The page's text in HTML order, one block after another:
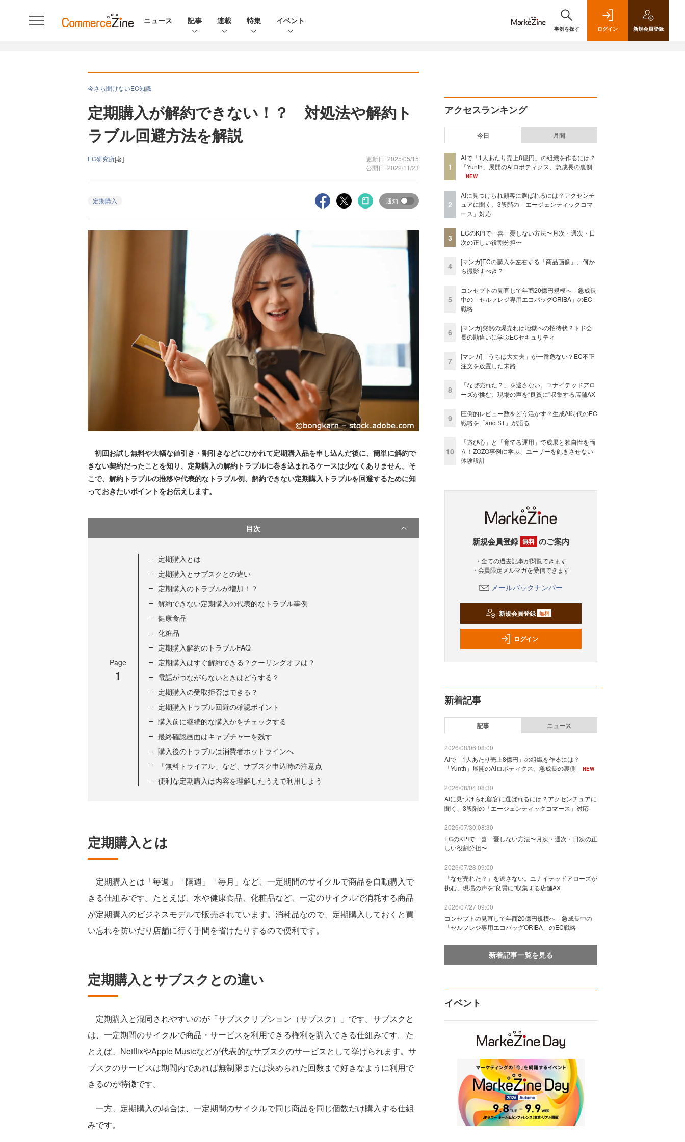
ニュース 記事 連載 特集 イベント
事例を探す ログイン 新規会員登録
今さら聞けないEC知識
定期購入が解約できない！？ 対処法や解約ト
ラブル回避方法を解説
EC研究所[著]
更新日: 2025/05/15
公開日: 2022/11/23
定期購入 通知
初回お試し無料や大幅な値引き・割引きなどにひかれて定期購入品を申し込んだ後に、簡単に解約で
きない契約だったことを知り、定期購入の解約トラブルに巻き込まれるケースは少なくありません。そ
こで、解約トラブルの推移や代表的なトラブル例、解約できない定期購入トラブルを回避するために知
っておきたいポイントをお伝えします。
目次
Page
1
定期購入とは
定期購入とサブスクとの違い
定期購入のトラブルが増加！？
解約できない定期購入の代表的なトラブル事例
健康食品
化粧品
定期購入解約のトラブルFAQ
定期購入はすぐ解約できる？クーリングオフは？
電話がつながらないときはどうする？
定期購入の受取拒否はできる？
定期購入トラブル回避の確認ポイント
購入前に継続的な購入かをチェックする
最終確認画面はキャプチャーを残す
購入後のトラブルは消費者ホットラインへ
「無料トライアル」など、サブスク申込時の注意点
便利な定期購入は内容を理解したうえで利用しよう
定期購入とは
定期購入とは「毎週」「隔週」「毎月」など、一定期間のサイクルで商品を自動購入で
きる仕組みです。たとえば、水や健康食品、化粧品など、一定のサイクルで消耗する商品
が定期購入のビジネスモデルで販売されています。消耗品なので、定期購入しておくと買
い忘れを防いだり店舗に行く手間を省けたりするので便利です。
定期購入とサブスクとの違い
定期購入と混同されやすいのが「サブスクリプション（サブスク）」です。サブスクと
は、一定期間のサイクルで商品・サービスを利用できる権利を購入できる仕組みです。た
とえば、NetflixやApple Musicなどが代表的なサブスクのサービスとして挙げられます。サ
ブスクのサービスは期間内であれば無制限または決められた回数まで好きなように利用で
きるのが特徴です。
一方、定期購入の場合は、一定期間のサイクルで同じ商品を同じ個数だけ購入する仕組
みです。
アクセスランキング
今日 月間
1
AIで「1人あたり売上8億円」の組織を作るには？
「Yunth」展開のAiロボティクス、急成長の裏側
NEW
2
AIに見つけられ顧客に選ばれるには？アクセンチ
ュアに聞く、3段階の「エージェンティックコマ
ース」対応
3
ECのKPIで一喜一憂しない方法〜月次・週次・日
次の正しい役割分担〜
4
[マンガ]ECの購入を左右する「商品画像」、何か
ら撮影すべき？
5
コンセプトの見直しで年商20億円規模へ 急成長
中の「セルフレジ専用エコバッグORIBA」のEC
戦略
6
[マンガ]突然の爆売れは地獄への招待状？トド会
長の勘違いに学ぶECセキュリティ
7
[マンガ]「うちは大丈夫」が一番危ない？EC不正
注文を放置した末路
8
「なぜ売れた？」を逃さない。ユナイテッドアロ
ーズが挑む、現場の声を“良質に”収集する店舗AX
9
圧倒的レビュー数をどう活かす？生成AI時代のEC
戦略を「and ST」が語る
10
「遊び心」と「育てる運用」で成果と独自性を両
立！ZOZO事例に学ぶ、ユーザーを飽きさせない
体験設計
新規会員登録 無料 のご案内
・全ての過去記事が閲覧できます
・会員限定メルマガを受信できます
メールバックナンバー
新規会員登録 無料
ログイン
新着記事
記事 ニュース
2026/08/06 08:00
AIで「1人あたり売上8億円」の組織を作るには？
「Yunth」展開のAiロボティクス、急成長の裏側
NEW
2026/08/04 08:30
AIに見つけられ顧客に選ばれるには？アクセンチュアに
聞く、3段階の「エージェンティックコマース」対応
2026/07/30 08:30
ECのKPIで一喜一憂しない方法〜月次・週次・日次の正
しい役割分担〜
2026/07/28 09:00
「なぜ売れた？」を逃さない。ユナイテッドアローズが
挑む、現場の声を“良質に”収集する店舗AX
2026/07/27 09:00
コンセプトの見直しで年商20億円規模へ 急成長中の
「セルフレジ専用エコバッグORIBA」のEC戦略
新着記事一覧を見る
イベント